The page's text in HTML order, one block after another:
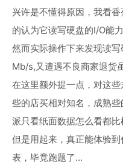
兴许是不懂得原因，我看
的认为它读写硬盘的I/O能
然而实际操作下来发现读
Mb/s,又遭遇不良商家退货
在这里额外提一点，对这
些的店买相对知名，成熟
派只看纸面数据怎么看都比
但是用起来，真正能体验
表，毕竟跑题了...